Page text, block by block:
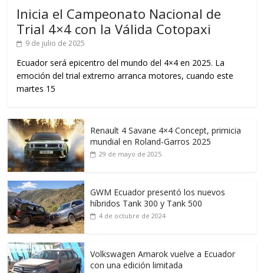
Inicia el Campeonato Nacional de
Trial 4×4 con la Válida Cotopaxi
9 de julio de 2025
Ecuador será epicentro del mundo del 4×4 en 2025. La
emoción del trial extremo arranca motores, cuando este
martes 15
Renault 4 Savane 4×4 Concept, primicia
mundial en Roland-Garros 2025
29 de mayo de 2025
GWM Ecuador presentó los nuevos
híbridos Tank 300 y Tank 500
4 de octubre de 2024
Volkswagen Amarok vuelve a Ecuador
con una edición limitada